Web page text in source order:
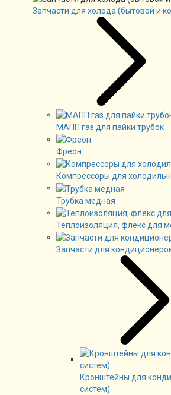
Запчасти для холода (бытовой и
МАПП газ для пайки трубок
Фреон
Компрессоры для
Трубка медная
Теплоизоляция, флекс для
Запчасти для
Кронштейны для
систем)